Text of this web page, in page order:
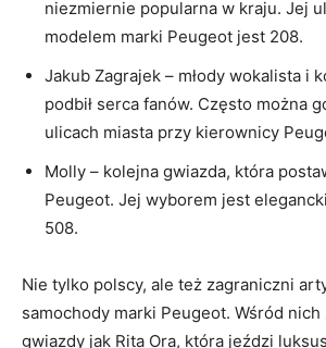
niezmiernie popularna w kraju. ⁣Jej
modelem ‌marki Peugeot jest 208.
Jakub Zagrajek – młody wokalista i
podbił serca fanów. Często można
ulicach miasta przy kierownicy
Molly – kolejna gwiazda,‌ która
Peugeot.⁤ Jej wyborem jest
508.
Nie tylko polscy, ale też zagraniczni
samochody marki Peugeot. Wśród
gwiazdy jak Rita Ora, która jeździ